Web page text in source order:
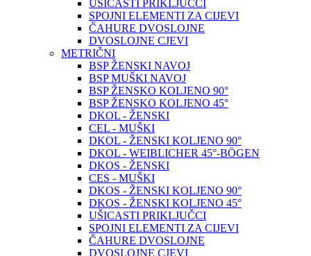
UŠICASTI PRIKLJUČCI
SPOJNI ELEMENTI ZA CIJEVI
ČAHURE DVOSLOJNE
DVOSLOJNE CJEVI
METRIČNI
BSP ŽENSKI NAVOJ
BSP MUŠKI NAVOJ
BSP ŽENSKO KOLJENO 90°
BSP ŽENSKO KOLJENO 45°
DKOL - ŽENSKI
CEL - MUŠKI
DKOL - ŽENSKI KOLJENO 90°
DKOL - WEIBLICHER 45°-BÖGEN
DKOS - ŽENSKI
CES - MUŠKI
DKOS - ŽENSKI KOLJENO 90°
DKOS - ŽENSKI KOLJENO 45°
UŠICASTI PRIKLJUČCI
SPOJNI ELEMENTI ZA CIJEVI
ČAHURE DVOSLOJNE
DVOSLOJNE CJEVI